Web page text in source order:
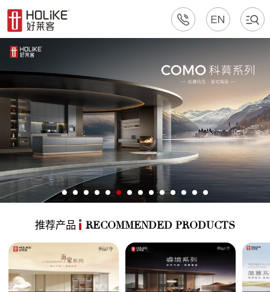
推荐产品 RECOMMENDED PRODUCTS